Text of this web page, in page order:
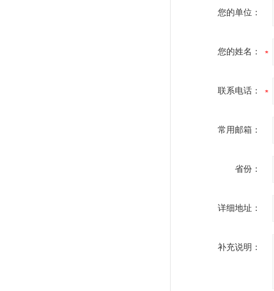
您的单位：
您的姓名：
联系电话：
常用邮箱：
省份：
详细地址：
补充说明：